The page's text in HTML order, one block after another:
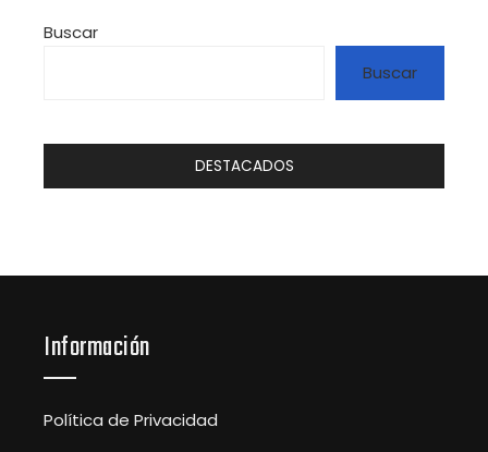
Buscar
Buscar
DESTACADOS
Información
Política de Privacidad